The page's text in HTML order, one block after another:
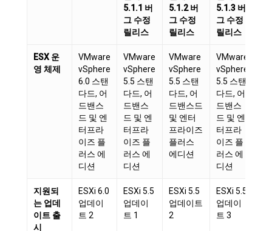
5.1.1 버
그 수정
릴리스
5.1.2 버
그 수정
릴리스
5.1.3 버
그 수정
릴리스
ESX 운
영 체제
VMware
vSphere
6.0 스탠
다드, 어
드밴스
드 및 엔
터프라
이즈 플
러스 에
디션
VMware
vSphere
5.5 스탠
다드, 어
드밴스
드 및 엔
터프라
이즈 플
러스 에
디션
VMware
vSphere
5.5 스탠
다드, 어
드밴스드
및 엔터
프라이즈
플러스
에디션
VMware
vSphere
5.5 스탠
다드, 어
드밴스
드 및 엔
터프라
이즈 플
러스 에
디션
지원되
는 업데
이트 출
시
ESXi 6.0
업데이
트 2
ESXi 5.5
업데이
트 1
ESXi 5.5
업데이트
2
ESXi 5.5
업데이
트 3